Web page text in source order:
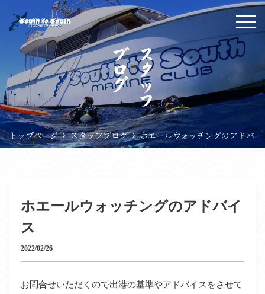
スタ
ッ
フ
ブログ
トップページ スタッフブログ ホエールウォッチングのアドバイ
ホエールウォッチングのアドバイ
ス
2022/02/26
お問合せいただくので出港の基準やアドバイスをさせて